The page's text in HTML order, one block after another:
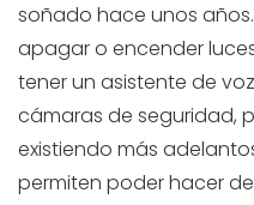
soñado hace unos
apagar o encender
tener un asistente de
cámaras de seguridad,
existiendo más
permiten poder hacer